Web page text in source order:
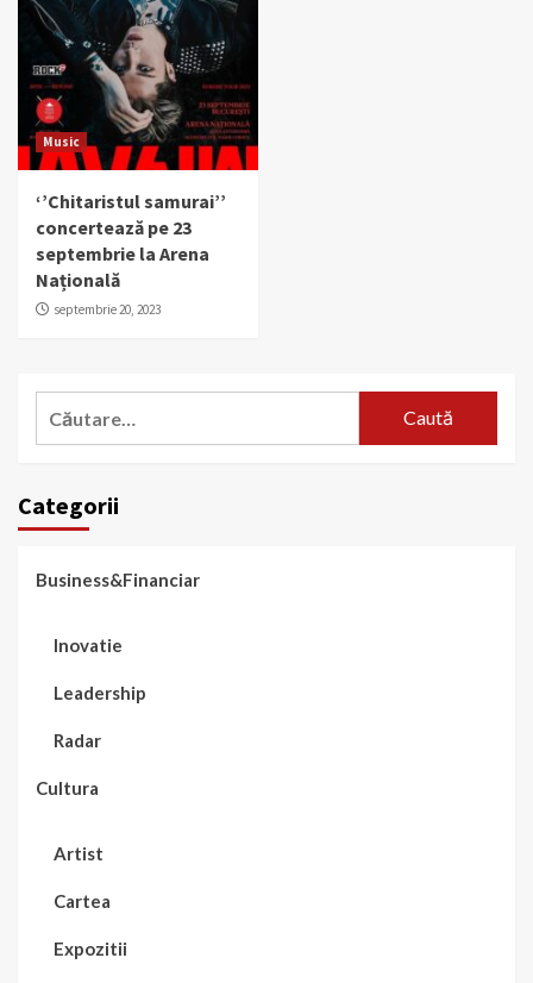
Music
‘’Chitaristul samurai’’
concertează pe 23
septembrie la Arena
Națională
septembrie 20, 2023
Categorii
Business&Financiar
Inovatie
Leadership
Radar
Cultura
Artist
Cartea
Expozitii